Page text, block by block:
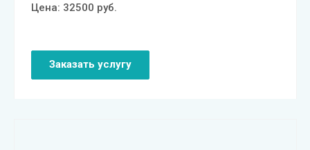
Цена: 32500 руб.
Заказать услугу